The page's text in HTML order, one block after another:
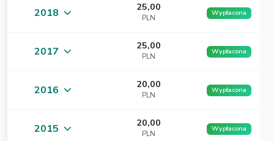
2018 25,00
PLN
Wypłacona
2017 25,00
PLN
Wypłacona
2016 20,00
PLN
Wypłacona
2015 20,00
PLN
Wypłacona